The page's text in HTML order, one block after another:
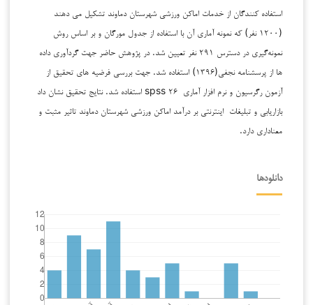
استفاده کنندگان از خدمات اماکن ورزشی شهرستان دماوند تشکیل می دهند
(۱۲۰۰ نفر) که نمونه آماری آن با استفاده از جدول مورگان و بر اساس روش
نمونه‌گیری در دسترس ۲۹۱ نفر تعیین شد. در پژوهش حاضر جهت گردآوری داده
ها از پرسشنامه نجفی(۱۳۹۶) استفاده شد. جهت بررسی فرضیه های تحقیق از
آزمون رگرسیون و نرم افزار آماری spss ۲۶ استفاده شد. نتایج تحقیق نشان داد
بازاریابی و تبلیغات اینترنتی بر درآمد اماکن ورزشی شهرستان دماوند تاثیر مثبت و
معناداری دارد.
دانلودها